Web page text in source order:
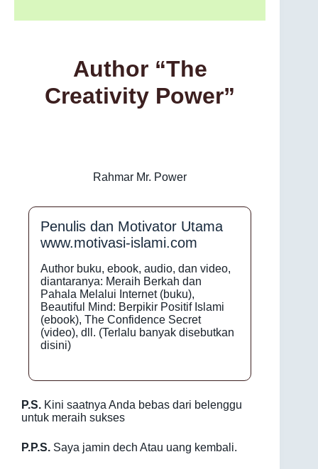
Author “The
Creativity Power”
Rahmar Mr. Power
Penulis dan Motivator Utama
www.motivasi-islami.com
Author buku, ebook, audio, dan video,
diantaranya: Meraih Berkah dan
Pahala Melalui Internet (buku),
Beautiful Mind: Berpikir Positif Islami
(ebook), The Confidence Secret
(video), dll. (Terlalu banyak disebutkan
disini)
P.S. Kini saatnya Anda bebas dari belenggu
untuk meraih sukses
P.P.S. Saya jamin dech Atau uang kembali.